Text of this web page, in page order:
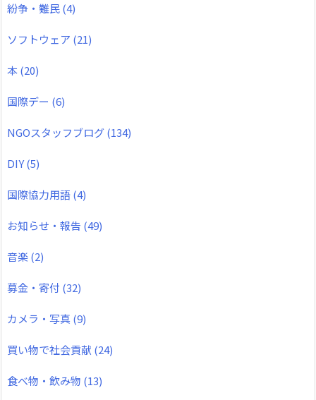
紛争・難民(4)
ソフトウェア (21)
本(20)
国際デー (6)
NGOスタッフブログ(134)
DIY(5)
国際協力用語(4)
お知らせ・報告 (49)
音楽(2)
募金・寄付 (32)
カメラ・写真(9)
買い物で社会貢献 (24)
食べ物・飲み物 (13)